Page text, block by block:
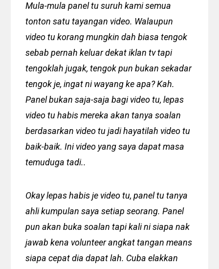
Mula-mula panel tu suruh kami semua
tonton satu tayangan video. Walaupun
video tu korang mungkin dah biasa tengok
sebab pernah keluar dekat iklan tv tapi
tengoklah jugak, tengok pun bukan sekadar
tengok je, ingat ni wayang ke apa? Kah.
Panel bukan saja-saja bagi video tu, lepas
video tu habis mereka akan tanya soalan
berdasarkan video tu jadi hayatilah video tu
baik-baik. Ini video yang saya dapat masa
temuduga tadi..
Okay lepas habis je video tu, panel tu tanya
ahli kumpulan saya setiap seorang. Panel
pun akan buka soalan tapi kali ni siapa nak
jawab kena volunteer angkat tangan means
siapa cepat dia dapat lah. Cuba elakkan